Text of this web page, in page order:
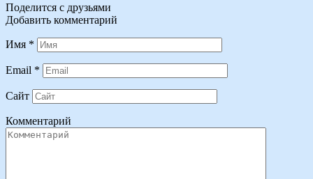
Поделится с друзьями
Добавить комментарий
Имя *
Email *
Сайт
Комментарий